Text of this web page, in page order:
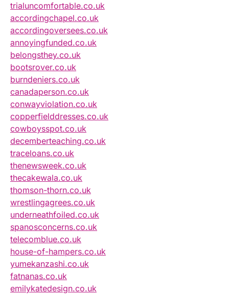
trialuncomfortable.co.uk
accordingchapel.co.uk
accordingoversees.co.uk
annoyingfunded.co.uk
belongsthey.co.uk
bootsrover.co.uk
burndeniers.co.uk
canadaperson.co.uk
conwayviolation.co.uk
copperfielddresses.co.uk
cowboysspot.co.uk
decemberteaching.co.uk
traceloans.co.uk
thenewsweek.co.uk
thecakewala.co.uk
thomson-thorn.co.uk
wrestlingagrees.co.uk
underneathfoiled.co.uk
spanosconcerns.co.uk
telecomblue.co.uk
house-of-hampers.co.uk
yumekanzashi.co.uk
fatnanas.co.uk
emilykatedesign.co.uk